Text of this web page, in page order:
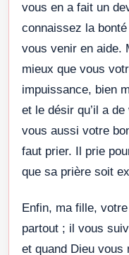
vous en a fait un
connaissez la
vous venir en aide.
mieux que vous
impuissance, bien
et le désir qu’il a
vous aussi votre
faut prier. Il prie
que sa prière soit
Enfin, ma fille,
partout ; il vous
et quand Dieu vous